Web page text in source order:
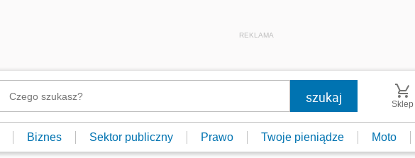
REKLAMA
Sklep
Biznes Sektor publiczny Prawo Twoje pieniądze Moto